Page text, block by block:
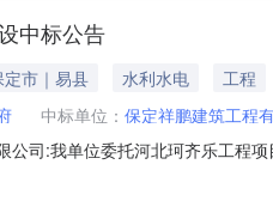
中标公告
市｜易县 水利水电
工程
中标单位： 保定祥鹏建筑工程
公司:我单位委托河北珂齐乐工程
规的规定并按照易县狼牙山镇排